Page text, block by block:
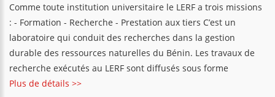
Comme toute institution universitaire le LERF a trois missions
: - Formation - Recherche - Prestation aux tiers C’est un
laboratoire qui conduit des recherches dans la gestion
durable des ressources naturelles du Bénin. Les travaux de
recherche exécutés au LERF sont diffusés sous forme
Plus de détails >>